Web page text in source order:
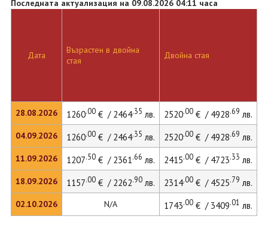
Последната актуализация на 09.08.2026 04:11 часа
Дата
28.08.2026
04.09.2026
11.09.2026
18.09.2026
02.10.2026
Възрастен в двойна
стая
Двойна стая
1260.00€ / 2464.35 лв. 2520.00€ / 4928.69 лв.
1260.00€ / 2464.35 лв. 2520.00€ / 4928.69 лв.
1207.50€ / 2361.66 лв. 2415.00€ / 4723.33 лв.
1157.00€ / 2262.90лв. 2314.00€ / 4525.79 лв.
N/A 1743.00€ / 3409.01 лв.